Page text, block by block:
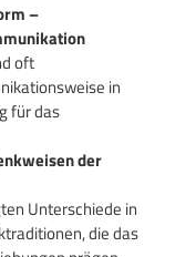
–
oft
in
für das
der
Unterschiede in
die das